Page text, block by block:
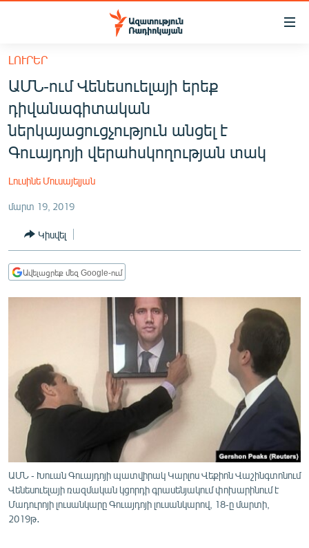
Մատչելիության
հիմնական
բովանդակությանը
Անցնել
հիմնական
մենյուին
Որոնում
ՔԱՂԱՔԱԿԱՆ
ԸՆՏՐՈՒԹՅՈՒՆՆԵՐ 2026
ՊԱՏԵՐԱԶՄԻ 6 ՇԱԲԱԹՆԵՐԸ
ՏԱՐԱԾԱՇՐՋԱՆ
ՍՊՈՐՏ
ՄԵԿՆԱԲԱՆՈՒԹՅՈՒՆ
ՏՏ ԵՒ ԻՆՏԵՐՆԵՏ
ԿՈՐՈՆԱՎԻՐՈՒՍ
ԱՐԽԻՎ
ՏԵՍԱՆՅՈՒԹԵՐ
ԲԱՆԱՎԵՃ
ԼՈՒՐԵՐ
ԱՄՆ-ում Վենեսուելայի երեք
դիվանագիտական
ներկայացուցչություն անցել է
Գուայդոյի վերահսկողության տակ
Լուսինե Մուսայելյան
մարտ 19, 2019
Կիսվել
Ավելացրեք մեզ Google-ում
ԱՄՆ - Խուան Գուայդոյի պատվիրակ Կարլոս Վեքիոն Վաշինգտոնում
Վենեսուելայի ռազմական կցորդի գրասենյակում փոխարինում է
Մադուրոյի լուսանկարը Գուայդոյի լուսանկարով, 18-ը մարտի,
2019թ․